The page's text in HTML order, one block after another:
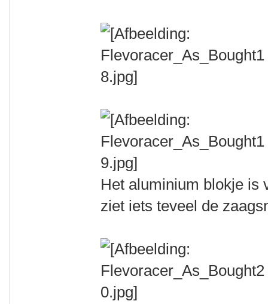
Het aluminium blokje is
ziet iets teveel de